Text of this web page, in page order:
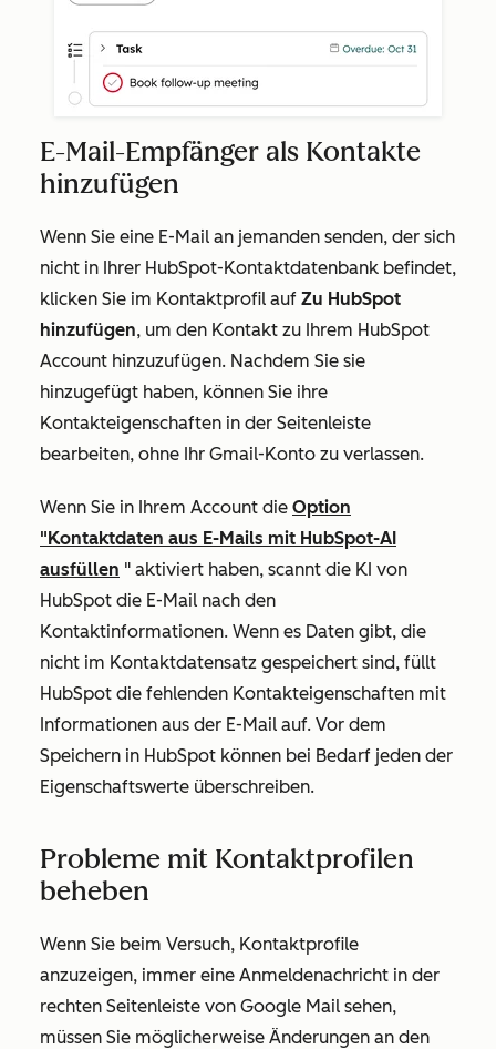
E-Mail-Empfänger als Kontakte
hinzufügen
Wenn Sie eine E-Mail an jemanden senden, der sich
nicht in Ihrer HubSpot-Kontaktdatenbank befindet,
klicken Sie im Kontaktprofil auf Zu HubSpot
hinzufügen, um den Kontakt zu Ihrem HubSpot
Account hinzuzufügen. Nachdem Sie sie
hinzugefügt haben, können Sie ihre
Kontakteigenschaften in der Seitenleiste
bearbeiten, ohne Ihr Gmail-Konto zu verlassen.
Wenn Sie in Ihrem Account die Option
"Kontaktdaten aus E-Mails mit HubSpot-AI
ausfüllen " aktiviert haben, scannt die KI von
HubSpot die E-Mail nach den
Kontaktinformationen. Wenn es Daten gibt, die
nicht im Kontaktdatensatz gespeichert sind, füllt
HubSpot die fehlenden Kontakteigenschaften mit
Informationen aus der E-Mail auf. Vor dem
Speichern in HubSpot können bei Bedarf jeden der
Eigenschaftswerte überschreiben.
Probleme mit Kontaktprofilen
beheben
Wenn Sie beim Versuch, Kontaktprofile
anzuzeigen, immer eine Anmeldenachricht in der
rechten Seitenleiste von Google Mail sehen,
müssen Sie möglicherweise Änderungen an den